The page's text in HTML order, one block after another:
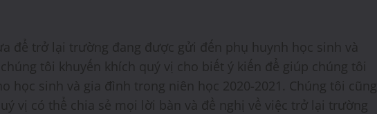
để trở lại trường đang được gửi đến phụ huynh học sinh và
chúng tôi khuyến khích quý vị cho biết ý kiến để giúp chúng tôi
học sinh và gia đình trong niên học 2020-2021. Chúng tôi cũng
vị có thể chia sẻ mọi lời bàn và đề nghị về việc trở lại trường